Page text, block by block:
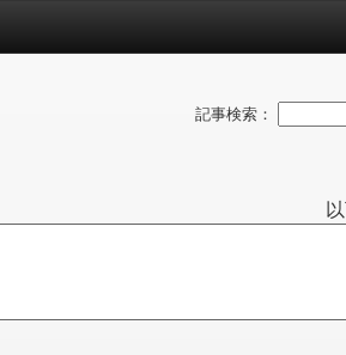
記事検索：